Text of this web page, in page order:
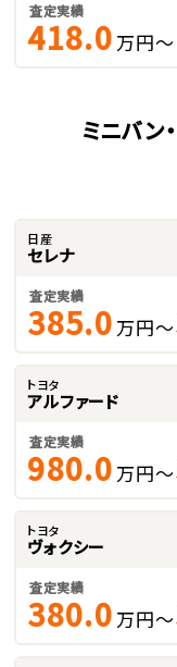
査定実績
418.0 万円～
ミニバン
日産
セレナ
査定実績
385.0 万円～
トヨタ
アルファード
査定実績
980.0 万円～
トヨタ
ヴォクシー
査定実績
380.0 万円～